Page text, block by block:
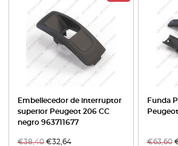
Embellecedor de interruptor
superior Peugeot 206 CC
negro 963711677
€38,40 €32,64
Funda
€63,60